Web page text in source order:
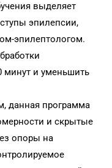
выделяет
эпилепсии,
эпилептологом.
минут и уменьшить
данная программа
и скрытые
опоры на